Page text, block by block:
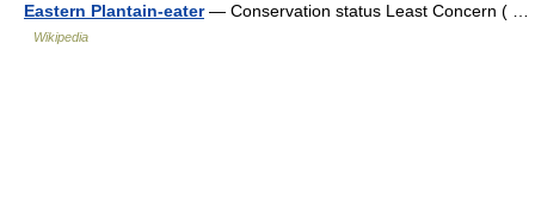
Eastern Plantain-eater— Conservation status Least Concern ( …
Wikipedia